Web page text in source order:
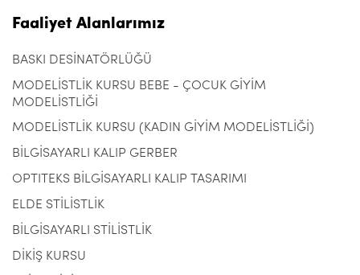
Faaliyet Alanlarımız
BASKI DESİNATÖRLÜĞÜ
MODELİSTLİK KURSU BEBE - ÇOCUK GİYİM
MODELİSTLİĞİ
MODELİSTLİK KURSU (KADIN GİYİM MODELİSTLİĞİ)
BİLGİSAYARLI KALIP GERBER
OPTITEKS BİLGİSAYARLI KALIP TASARIMI
ELDE STİLİSTLİK
BİLGİSAYARLI STİLİSTLİK
DİKİŞ KURSU